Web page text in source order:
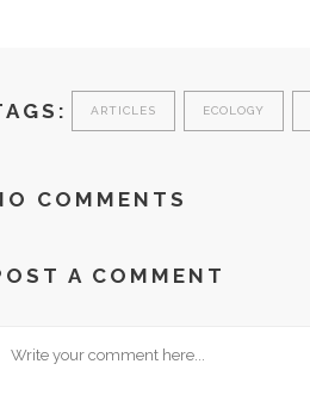
ARTICLES ECOLOGY
COMMENTS
A COMMENT